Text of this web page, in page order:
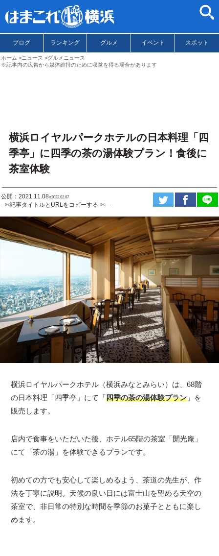
ブログ ランキング グルメ イベント スポット
ホーム ニュース
グルメニュース
※記事内の広告から媒体維持のために収益を得る場合があります
横浜ロイヤルパークホテルの日本料理「四
季亭」に四季の茶の湯体験プラン！食後に
茶室体験
公開：2021.11.08ಇ2022.02.07
--✄記事タイトルとURLをコピーする-✄—
横浜ロイヤルパークホテル（横浜みなとみらい）は、68階
の日本料理「四季亭」にて「四季の茶の湯体験プラン 」を
販売します。
店内で食事をいただいた後、ホテル65階の茶室「開光庵」
にて「茶の湯」を体験できるプランです。
初めての方でも安心して楽しめるよう、茶道の先生が、作
法を丁寧に説明。天候の良い日には富士山を望める天空の
茶室で、非日常の特別な時間を季節のお菓子とともに楽し
めます。